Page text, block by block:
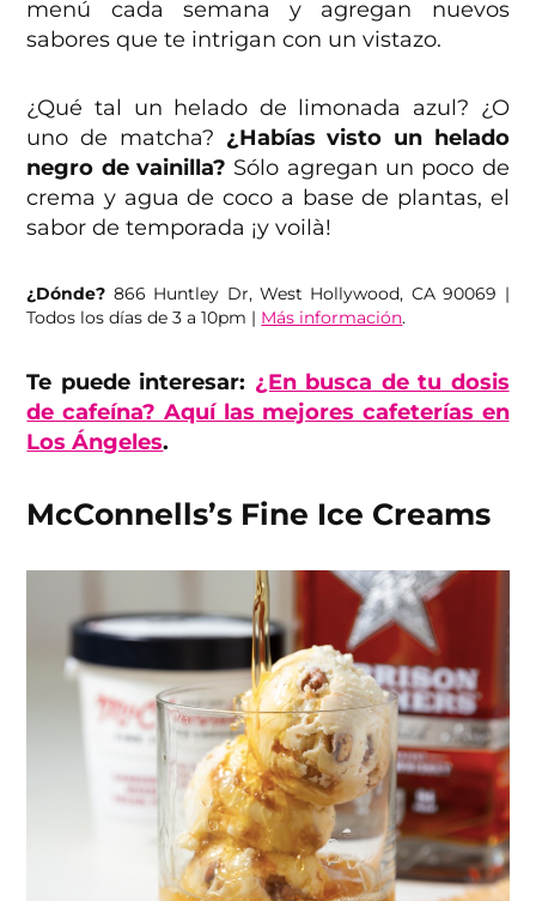
menú cada semana y agregan nuevos
sabores que te intrigan con un vistazo.
¿Qué tal un helado de limonada azul? ¿O
uno de matcha? ¿Habías visto un helado
negro de vainilla? Sólo agregan un poco de
crema y agua de coco a base de plantas, el
sabor de temporada ¡y voilà!
¿Dónde? 866 Huntley Dr, West Hollywood, CA 90069 |
Todos los días de 3 a 10pm | Más información.
Te puede interesar: ¿En busca de tu dosis
de cafeína? Aquí las mejores cafeterías en
Los Ángeles.
McConnells’s Fine Ice Creams